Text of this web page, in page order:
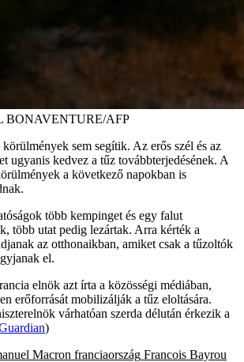
BONAVENTURE/AFP
sem segítik. Az erős szél és az
ugyanis kedvez a tűz továbbterjedésének. A
a következő napokban is
több kempinget és egy falut
több utat pedig lezártak. Arra kérték a
az otthonaikban, amiket csak a tűzoltók
el.
elnök azt írta a közösségi médiában,
erőforrását mobilizálják a tűz eloltására.
várhatóan szerda délután érkezik a
)
Macron franciaország Francois Bayrou